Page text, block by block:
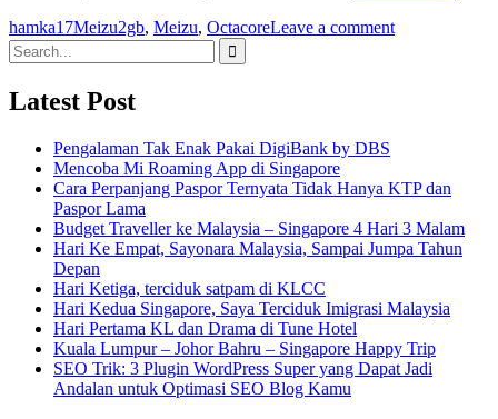
hamka17Meizu2gb, Meizu, OctacoreLeave a comment
Search
for:
Latest Post
Pengalaman Tak Enak Pakai DigiBank by DBS
Mencoba Mi Roaming App di Singapore
Cara Perpanjang Paspor Ternyata Tidak Hanya KTP dan
Paspor Lama
Budget Traveller ke Malaysia – Singapore 4 Hari 3 Malam
Hari Ke Empat, Sayonara Malaysia, Sampai Jumpa Tahun
Depan
Hari Ketiga, terciduk satpam di KLCC
Hari Kedua Singapore, Saya Terciduk Imigrasi Malaysia
Hari Pertama KL dan Drama di Tune Hotel
Kuala Lumpur – Johor Bahru – Singapore Happy Trip
SEO Trik: 3 Plugin WordPress Super yang Dapat Jadi
Andalan untuk Optimasi SEO Blog Kamu